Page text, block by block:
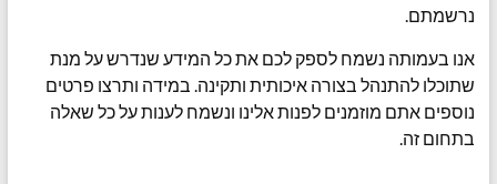
נרשמתם.
אנו בעמותה נשמח לספק לכם את כל המידע שנדרש על מנת
שתוכלו להתנהל בצורה איכותית ותקינה. במידה ותרצו פרטים
נוספים אתם מוזמנים לפנות אלינו ונשמח לענות על כל שאלה
בתחום זה.